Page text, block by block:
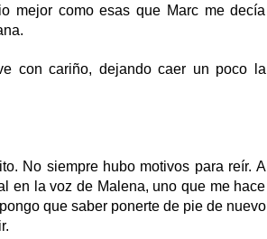
mejor como esas que Marc me decía
con cariño, dejando caer un poco la
No siempre hubo motivos para reír. A
en la voz de Malena, uno que me hace
que saber ponerte de pie de nuevo